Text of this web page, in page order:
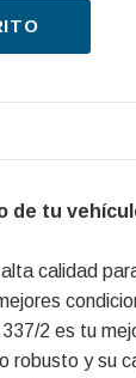
de tu
calidad
2 es tu
robusto y su